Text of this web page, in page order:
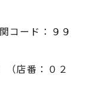
コード：９９
店番：０２